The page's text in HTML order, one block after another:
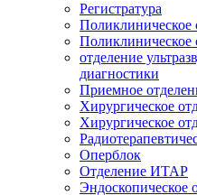
Регистратура
Поликлиническое
Поликлиническое
отделение
диагностики
Приемное
Хирургическое
Хирургическое
Оперблок
Отделение ИТАР
Эндоскопическое